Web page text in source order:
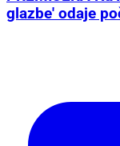
glazbe' odaje